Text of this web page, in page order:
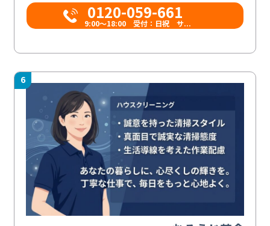
0120-059-661
9:00〜18:00 受付：日祝 サ...
6